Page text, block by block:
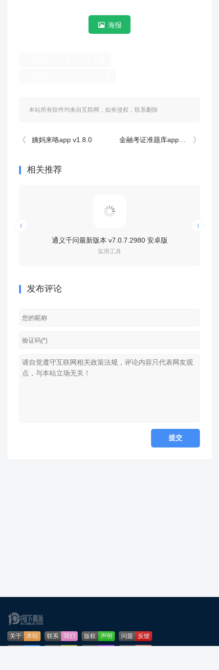
海报
本站所有软件均来自互联网，如有侵权，联系删除
姨妈来咯app v1.8.0 金融考证准题库app v5.40安卓版
相关推荐
通义千问最新版本 v7.0.7.2980 安卓版
实用工具
发布评论
关于 本站 联系 我们 版权 声明 问题
反馈